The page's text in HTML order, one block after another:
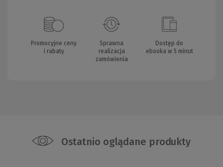
Promocyjne ceny
i rabaty
Sprawna
realizacja
zamówienia
Dostęp do
ebooka w 5 minut
Ostatnio oglądane produkty